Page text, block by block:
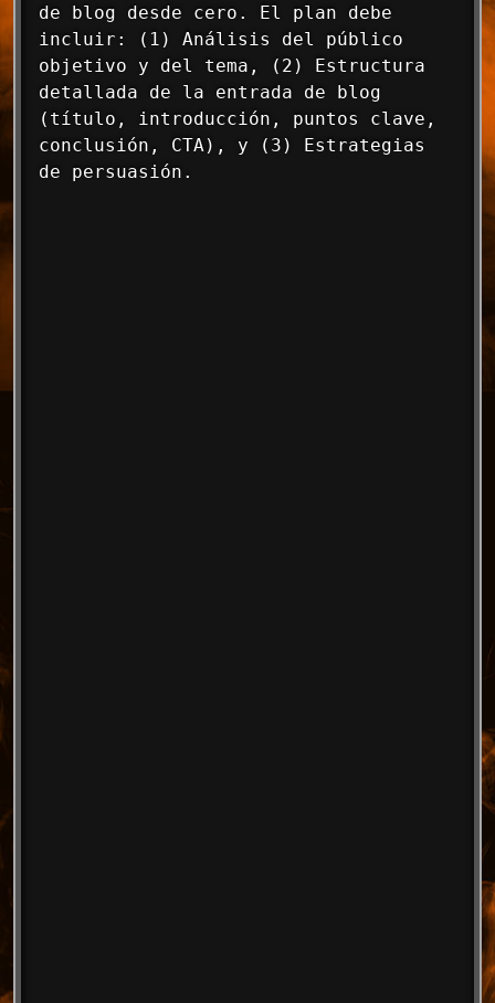
de blog desde cero. El plan debe
incluir: (1) Análisis del público
objetivo y del tema, (2) Estructura
detallada de la entrada de blog
(título, introducción, puntos clave,
conclusión, CTA), y (3) Estrategias
de persuasión.